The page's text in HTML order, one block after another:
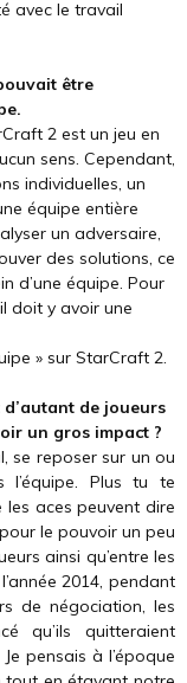
avec le travail
être
2 est un jeu en
sens. Cependant,
individuelles, un
équipe entière
un adversaire,
des solutions, ce
d’une équipe. Pour
doit y avoir une
» sur StarCraft 2.
de joueurs
un gros impact ?
se reposer sur un ou
Plus tu te
les aces peuvent dire
le pouvoir un peu
ainsi qu’entre les
2014, pendant
de négociation, les
qu’ils quitteraient
pensais à l’époque